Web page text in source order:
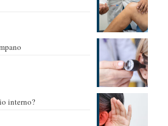
interno?